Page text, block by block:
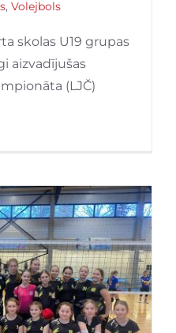
, Volejbols
skolas U19 grupas
aizvadījušas
(LJČ)